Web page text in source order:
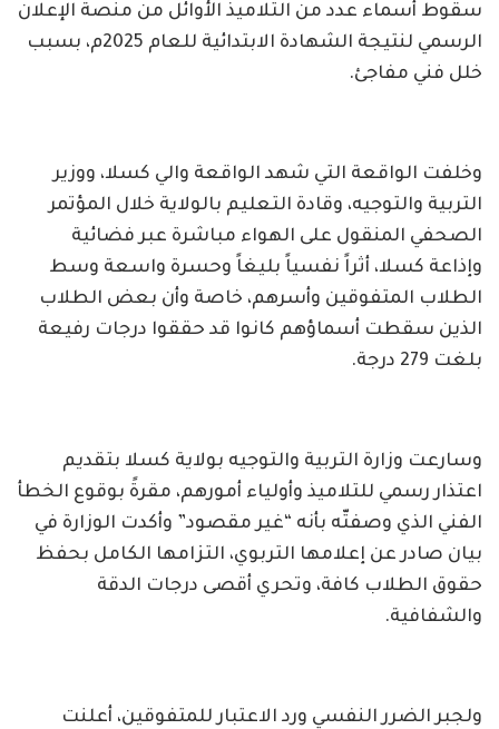
سقوط أسماء عدد من التلاميذ الأوائل من منصة الإعلان
الرسمي لنتيجة الشهادة الابتدائية للعام 2025م، بسبب
خلل فني مفاجئ.
وخلفت الواقعة التي شهد الواقعة والي كسلا، ووزير
التربية والتوجيه، وقادة التعليم بالولاية خلال المؤتمر
الصحفي المنقول على الهواء مباشرة عبر فضائية
وإذاعة كسلا، أثراً نفسياً بليغاً وحسرة واسعة وسط
الطلاب المتفوقين وأسرهم، خاصة وأن بعض الطلاب
الذين سقطت أسماؤهم كانوا قد حققوا درجات رفيعة
بلغت 279 درجة.
وسارعت وزارة التربية والتوجيه بولاية كسلا بتقديم
اعتذار رسمي للتلاميذ وأولياء أمورهم، مقرةً بوقوع الخطأ
الفني الذي وصفتّه بأنه “غير مقصود” وأكدت الوزارة في
بيان صادر عن إعلامها التربوي، التزامها الكامل بحفظ
حقوق الطلاب كافة، وتحري أقصى درجات الدقة
والشفافية.
ولجبر الضرر النفسي ورد الاعتبار للمتفوقين، أعلنت